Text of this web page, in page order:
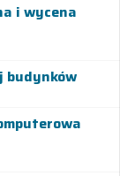
i wycena
budynków